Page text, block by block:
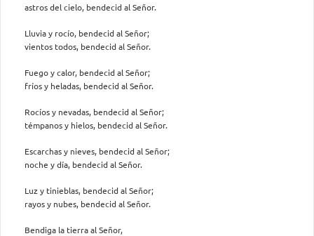
astros del cielo, bendecid al Señor.
Lluvia y rocío, bendecid al Señor;
vientos todos, bendecid al Señor.
Fuego y calor, bendecid al Señor;
fríos y heladas, bendecid al Señor.
Rocíos y nevadas, bendecid al Señor;
témpanos y hielos, bendecid al Señor.
Escarchas y nieves, bendecid al Señor;
noche y día, bendecid al Señor.
Luz y tinieblas, bendecid al Señor;
rayos y nubes, bendecid al Señor.
Bendiga la tierra al Señor,